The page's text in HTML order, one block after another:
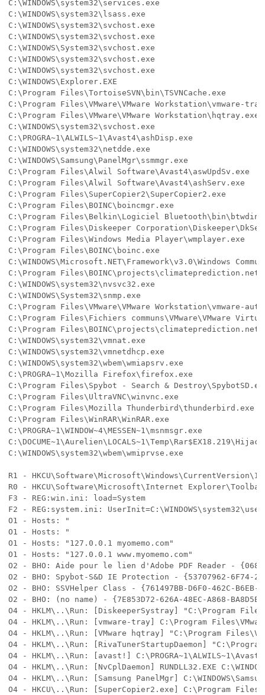
C:\WINDOWS\system32\services.exe
C:\WINDOWS\system32\lsass.exe
C:\WINDOWS\system32\svchost.exe
C:\WINDOWS\system32\svchost.exe
C:\WINDOWS\System32\svchost.exe
C:\WINDOWS\system32\svchost.exe
C:\WINDOWS\system32\svchost.exe
C:\WINDOWS\Explorer.EXE
C:\Program Files\TortoiseSVN\bin\TSVNCache.exe
C:\Program Files\VMware\VMware Workstation\vmware-
C:\Program Files\VMware\VMware Workstation\hqtray.exe
C:\WINDOWS\system32\svchost.exe
C:\PROGRA~1\ALWILS~1\Avast4\ashDisp.exe
C:\WINDOWS\system32\netdde.exe
C:\WINDOWS\Samsung\PanelMgr\ssmmgr.exe
C:\Program Files\Alwil Software\Avast4\aswUpdSv.exe
C:\Program Files\Alwil Software\Avast4\ashServ.exe
C:\Program Files\SuperCopier2\SuperCopier2.exe
C:\Program Files\BOINC\boincmgr.exe
C:\Program Files\Belkin\Logiciel
C:\Program Files\Diskeeper
C:\Program Files\Windows Media Player\wmplayer.exe
C:\Program Files\BOINC\boinc.exe
C:\WINDOWS\Microsoft.NET\Framework\v3.0\Windows
C:\Program
C:\WINDOWS\system32\nvsvc32.exe
C:\WINDOWS\System32\snmp.exe
C:\Program Files\VMware\VMware Workstation\vmware-
C:\Program Files\Fichiers communs\VMware\VMware
C:\Program
C:\WINDOWS\system32\vmnat.exe
C:\WINDOWS\system32\vmnetdhcp.exe
C:\WINDOWS\system32\wbem\wmiapsrv.exe
C:\PROGRA~1\Mozilla Firefox\firefox.exe
C:\Program Files\Spybot - Search &
C:\Program Files\UltraVNC\winvnc.exe
C:\Program Files\Mozilla Thunderbird\thunderbird.exe
C:\Program Files\WinRAR\WinRAR.exe
C:\PROGRA~1\WINDOW~4\MESSEN~1\msnmsgr.exe
C:\WINDOWS\system32\wbem\wmiprvse.exe
R1 -
R0 - HKCU\Software\Microsoft\Internet
F3 - REG:win.ini: load=System
F2 - REG:system.ini:
O1 - Hosts: "
O1 - Hosts: "
O1 - Hosts: "127.0.0.1 myomemo.com"
O1 - Hosts: "127.0.0.1 www.myomemo.com"
O2 - BHO: Aide pour le lien d'Adobe PDF Reader -
O2 - BHO: Spybot-S&D IE Protection - {53707962-6F74-
O2 - BHO: SSVHelper Class - {761497BB-D6F0-462C-
O2 - BHO: (no name) - {7E853D72-626A-48EC-A868-
O4 - HKLM\..\Run: [DiskeeperSystray] "C:\Program
O4 - HKLM\..\Run: [vmware-tray] C:\Program
O4 - HKLM\..\Run: [VMware hqtray] "C:\Program
O4 - HKLM\..\Run: [RivaTunerStartupDaemon]
O4 - HKLM\..\Run: [avast!]
O4 - HKLM\..\Run: [NvCplDaemon] RUNDLL32.EXE
O4 - HKLM\..\Run: [Samsung PanelMgr]
O4 - HKCU\..\Run: [SuperCopier2.exe] C:\Program